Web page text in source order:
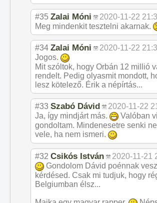
#35 Zalai Móni
2020-11-22
Meg mindenkit tesztelni akarnak.
#34 Zalai Móni
2020-11-22
Jogos.
Mit szóltok, hogy Orbán 12 millió
rendelt. Pedig olyasmit mondott,
lesz kötelező. Érik a népírtás...
#33 Szabó Dávid
2020-11-22
Ja, így mindjárt más.
Valóban
gondoltam. Mindenesetre senki
vele, ha nem ismeri.
#32 Csikós István
2020-11-21
Gondolom Dávid poénnak
kérdésed. Csak mi tudjuk, hogy
Belgiumban élsz...